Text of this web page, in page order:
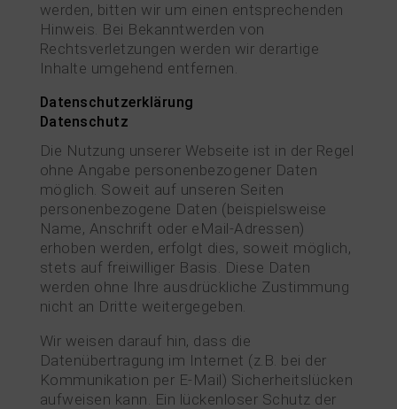
werden, bitten wir um einen entsprechenden
Hinweis. Bei Bekanntwerden von
Rechtsverletzungen werden wir derartige
Inhalte umgehend entfernen.
Datenschutzerklärung
Datenschutz
Die Nutzung unserer Webseite ist in der Regel
ohne Angabe personenbezogener Daten
möglich. Soweit auf unseren Seiten
personenbezogene Daten (beispielsweise
Name, Anschrift oder eMail-Adressen)
erhoben werden, erfolgt dies, soweit möglich,
stets auf freiwilliger Basis. Diese Daten
werden ohne Ihre ausdrückliche Zustimmung
nicht an Dritte weitergegeben.
Wir weisen darauf hin, dass die
Datenübertragung im Internet (z.B. bei der
Kommunikation per E-Mail) Sicherheitslücken
aufweisen kann. Ein lückenloser Schutz der